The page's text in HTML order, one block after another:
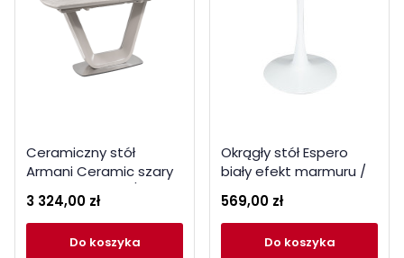
Ceramiczny stół
Armani Ceramic szary
mat 160(220)x90
3 324,00 zł
do koszyka
Okrągły stół Espero
biały efekt marmuru /
569,00 zł
do koszyka